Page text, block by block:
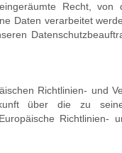
Recht, von
Daten verarbeitet
Richtlinien- und
über die zu
Richtlinien-